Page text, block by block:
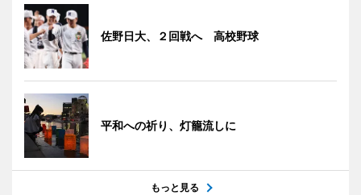
佐野日大、２回戦へ 高校野球
平和への祈り、灯籠流しに
もっと見る